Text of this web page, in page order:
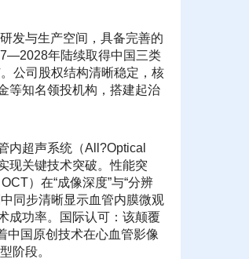
发与生产空间，具备完善的
年陆续取得中国三类
公司股权结构清晰稳定，核
等知名领投机构，搭建起治
内超声系统（All?Optical
现关键技术突破。性能突
）在“成像深度”与“分辨
同步清晰显示血管内膜微观
成功率。国际认可：该颠覆
中国原创技术在心血管影像
阶段。